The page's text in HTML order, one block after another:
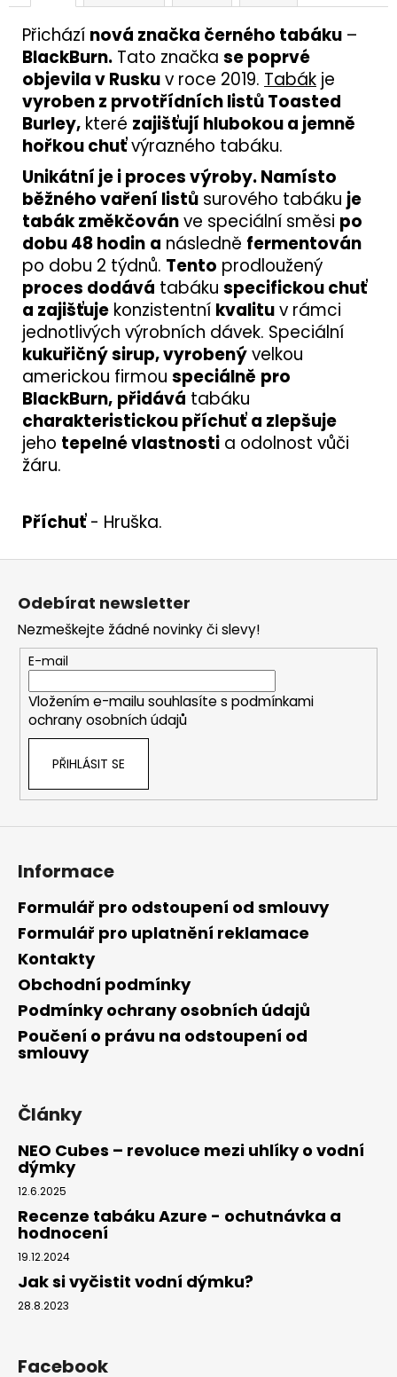
Přichází nová značka černého tabáku –
BlackBurn. Tato značka se poprvé
objevila v Ruskuv roce 2019. Tabák je
vyroben z prvotřídních listů Toasted
Burley, které zajišťují hlubokou a jemně
hořkou chuťvýrazného tabáku.
Unikátní je i proces výroby. Namísto
běžného vaření listů surového tabáku je
tabák změkčovánve speciální směsi po
dobu 48 hodin a následně fermentován
po dobu 2 týdnů. Tento prodloužený
proces dodává tabáku specifickou chuť
a zajišťuje konzistentní kvalituv rámci
jednotlivých výrobních dávek. Speciální
kukuřičný sirup, vyrobenývelkou
americkou firmou speciálně pro
BlackBurn, přidává tabáku
charakteristickou příchuť a zlepšuje
jeho tepelné vlastnosti a odolnost vůči
žáru.
Příchuť- Hruška.
Odebírat newsletter
Nezmeškejte žádné novinky či slevy!
E-mail
Vložením e-mailu souhlasíte s podmínkami
ochrany osobních údajů
PŘIHLÁSIT SE
Informace
Formulář pro odstoupení od smlouvy
Formulář pro uplatnění reklamace
Kontakty
Obchodní podmínky
Podmínky ochrany osobních údajů
Poučení o právu na odstoupení od
smlouvy
Články
NEO Cubes – revoluce mezi uhlíky o vodní
dýmky
12.6.2025
Recenze tabáku Azure - ochutnávka a
hodnocení
19.12.2024
Jak si vyčistit vodní dýmku?
28.8.2023
Facebook